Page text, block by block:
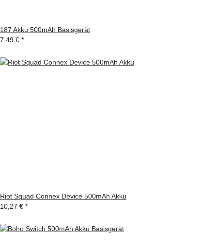
187 Akku 500mAh Basisgerät
7,49 € *
Riot Squad Connex Device 500mAh Akku
10,27 € *